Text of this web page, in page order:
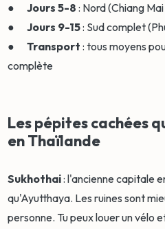
●Jours 5-8 : Nord (Chiang
●Jours 9-15: Sud complet
●Transport : tous moyens
complète
Les pépites cachées
en Thaïlande
Sukhothai: l'ancienne capitale
qu'Ayutthaya. Les ruines sont
personne. Tu peux louer un vélo